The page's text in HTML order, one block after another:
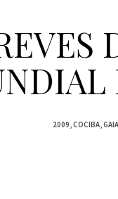
2009 COCIBA